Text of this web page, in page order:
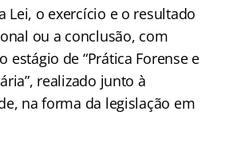
Lei, o exercício e o resultado
ou a conclusão, com
estágio de “Prática Forense e
realizado junto à
na forma da legislação em